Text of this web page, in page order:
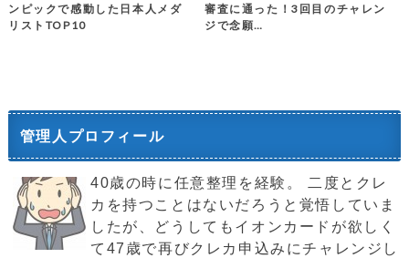
ンピックで感動した日本人メダ
リストTOP10
審査に通った！3回目のチャレン
ジで念願…
管理人プロフィール
40歳の時に任意整理を経験。 二度とクレ
カを持つことはないだろうと覚悟していま
したが、どうしてもイオンカードが欲しく
て47歳で再びクレカ申込みにチャレンジし